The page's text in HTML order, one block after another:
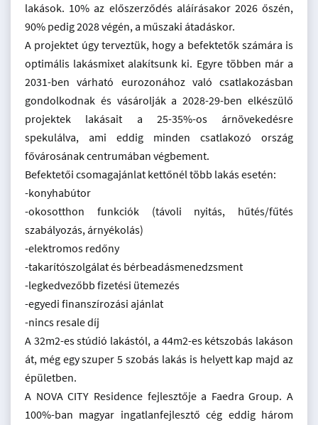
lakások. 10% az előszerződés aláírásakor 2026 őszén,
90% pedig 2028 végén, a műszaki átadáskor.
A projektet úgy terveztük, hogy a befektetők számára is
optimális lakásmixet alakítsunk ki. Egyre többen már a
2031-ben várható eurozonához való csatlakozásban
gondolkodnak és vásárolják a 2028-29-ben elkészülő
projektek lakásait a 25-35%-os árnövekedésre
spekulálva, ami eddig minden csatlakozó ország
fővárosának centrumában végbement.
Befektetői csomagajánlat kettőnél több lakás esetén:
-konyhabútor
-okosotthon funkciók (távoli nyitás, hűtés/fűtés
szabályozás, árnyékolás)
-elektromos redőny
-takarítószolgálat és bérbeadásmenedzsment
-legkedvezőbb fizetési ütemezés
-egyedi finanszírozási ajánlat
-nincs resale díj
A 32m2-es stúdió lakástól, a 44m2-es kétszobás lakáson
át, még egy szuper 5 szobás lakás is helyett kap majd az
épületben.
A NOVA CITY Residence fejlesztője a Faedra Group. A
100%-ban magyar ingatlanfejlesztő cég eddig három